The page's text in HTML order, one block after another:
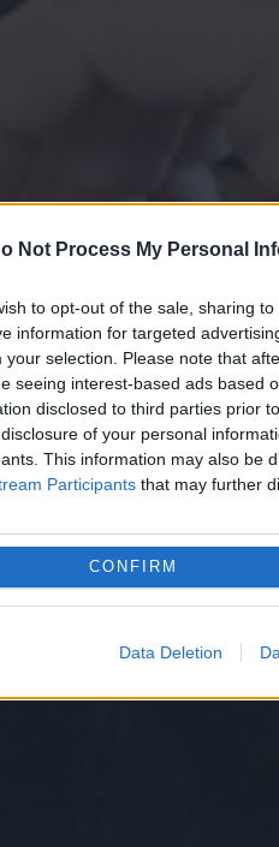
Not Process My Personal
to opt-out of the sale, sharing
information for targeted
your selection. Please note that
seeing interest-based ads based
disclosed to third parties prior
of your personal
This information may also be
Participants that may further
CONFIRM
Data Deletion